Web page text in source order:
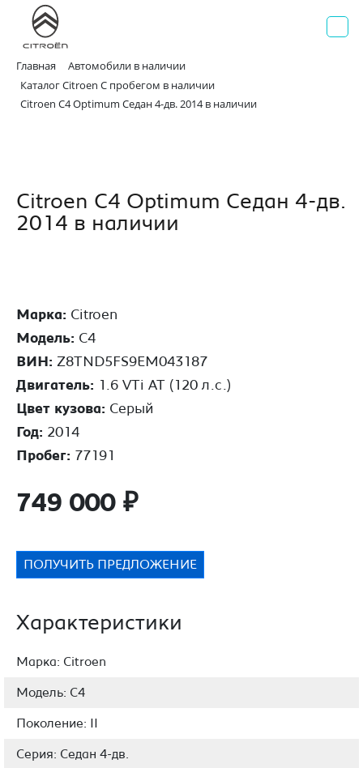
Главная
Автомобили в наличии
Каталог Citroen С пробегом в наличии
Citroen C4 Optimum Седан 4-дв. 2014 в наличии
Citroen C4 Optimum Седан 4-дв.
2014 в наличии
Марка: Citroen
Модель: C4
ВИН: Z8TND5FS9EM043187
Двигатель: 1.6 VTi AT (120 л.с.)
Цвет кузова: Серый
Год: 2014
Пробег: 77191
749 000 ₽
ПОЛУЧИТЬ ПРЕДЛОЖЕНИЕ
Характеристики
Марка: Citroen
Модель: C4
Поколение: II
Серия: Седан 4-дв.